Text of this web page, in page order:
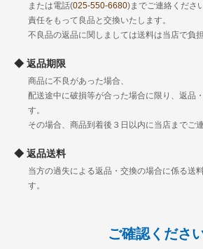
または電話(025-550-6680)までご連絡ください
責任をもって良品と交換いたします。
不良品の返品に関しましては送料は当店で負
返品期限
商品に不良があった場合、
配送途中に破損等が合った場合に限り、返品
す。
その場合、商品到着後３日以内に当店までご
返品送料
当方の過失による返品・交換の場合に係る送
す。
ご確認くださ